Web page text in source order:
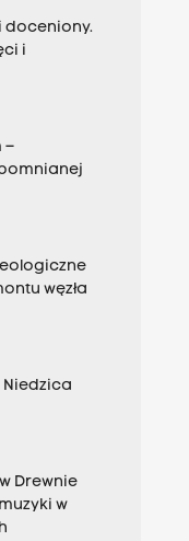
doceniony.
i
–
węzła
Niedzica
Drewnie
w